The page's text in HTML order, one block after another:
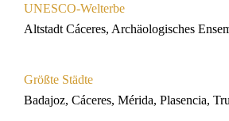
UNESCO-Welterbe
Altstadt Cáceres, Archäologisches
Größte Städte
Badajoz, Cáceres, Mérida, Plasencia,